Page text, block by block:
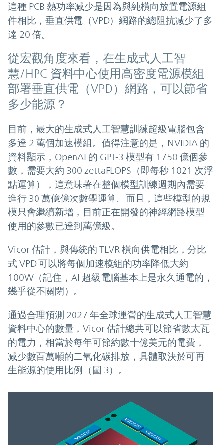
這種 PCB 熱功率减少是因為與純橫向放置電源組
件相比，垂直供電（VPD）網路的總阻抗减少了多
達 20 倍。
從宏觀角度來看，在生成式人工智
慧/HPC 資料中心使用高密度電源模組
部署垂直供電（VPD）網路，可以節省
多少能源？
目前，最大的生成式人工智慧訓練超級電腦包含
多達 2 萬個加速模組。值得注意的是，NVIDIA 的
資料顯示，OpenAI 的 GPT-3 模型有 1750 億個參
數，需要大約 300 zettaFLOPS（即每秒 1021 次浮
點運算），這意味著在整個模型訓練週期內需要
進行 30 萬億億次數學運算。而且，這些模型的規
模只會繼續新增，目前正在開發的神經網路模型
使用的參數已達到萬億級。
Vicor 估計，與傳統的 TLVR 橫向供電相比，分比
式 VPD 可以將每個加速模組的功率降低大約
100W（記住，AI 超級電腦基本上是永久通電的，
幾乎從不關閉）。
通過合理預測 2027 年全球運營的生成式人工智慧
資料中心的數量，Vicor 估計總共可以節省數太瓦
的電力，相當於每年可節約數十億美元的電費，
减少數百萬噸的二氧化碳排放，具體取決於可再
生能源的使用比例（圖 3）。